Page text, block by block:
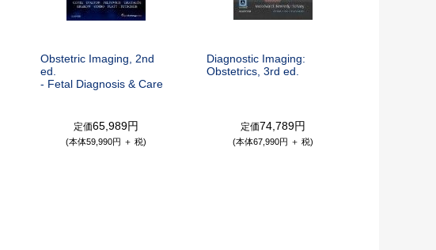
Obstetric Imaging, 2nd
ed.
- Fetal Diagnosis & Care
定価65,989円
(本体59,990円 ＋ 税)
Diagnostic Imaging:
Obstetrics, 3rd ed.
定価74,789円
(本体67,990円 ＋ 税)